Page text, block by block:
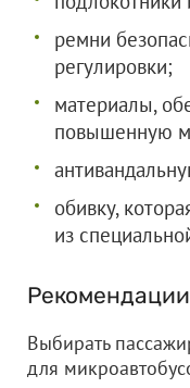
ремни
регулировки;
материалы,
повышенную
обивку,
из
Выбирать
для